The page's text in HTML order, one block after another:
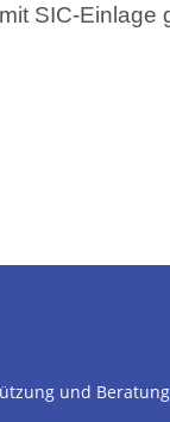
SIC-Einlage
und